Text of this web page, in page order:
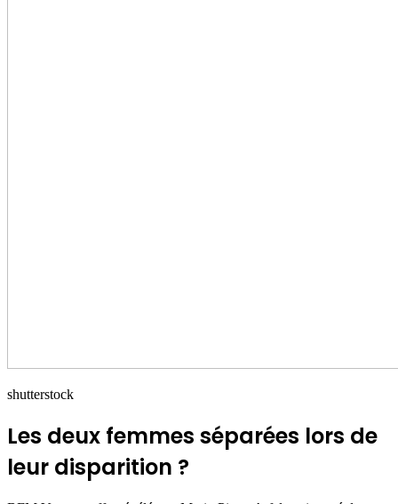
shutterstock
Les deux femmes séparées lors de
leur disparition ?